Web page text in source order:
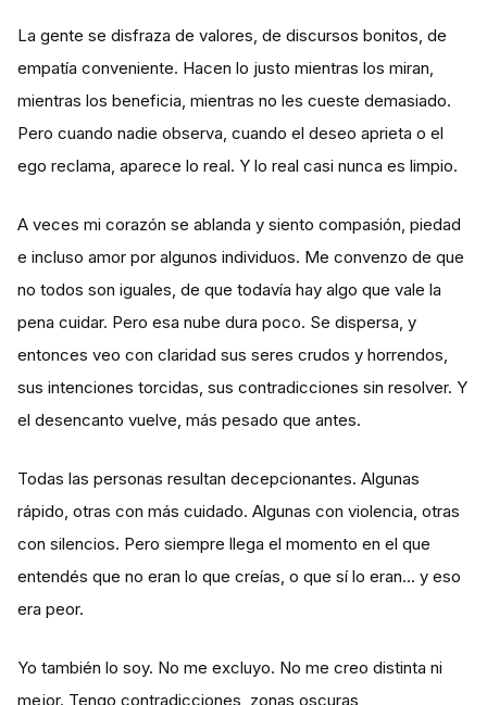
La gente se disfraza de valores, de discursos bonitos, de
empatía conveniente. Hacen lo justo mientras los miran,
mientras los beneficia, mientras no les cueste demasiado.
Pero cuando nadie observa, cuando el deseo aprieta o el
ego reclama, aparece lo real. Y lo real casi nunca es limpio.
A veces mi corazón se ablanda y siento compasión, piedad
e incluso amor por algunos individuos. Me convenzo de que
no todos son iguales, de que todavía hay algo que vale la
pena cuidar. Pero esa nube dura poco. Se dispersa, y
entonces veo con claridad sus seres crudos y horrendos,
sus intenciones torcidas, sus contradicciones sin resolver. Y
el desencanto vuelve, más pesado que antes.
Todas las personas resultan decepcionantes. Algunas
rápido, otras con más cuidado. Algunas con violencia, otras
con silencios. Pero siempre llega el momento en el que
entendés que no eran lo que creías, o que sí lo eran… y eso
era peor.
Yo también lo soy. No me excluyo. No me creo distinta ni
mejor. Tengo contradicciones, zonas oscuras,